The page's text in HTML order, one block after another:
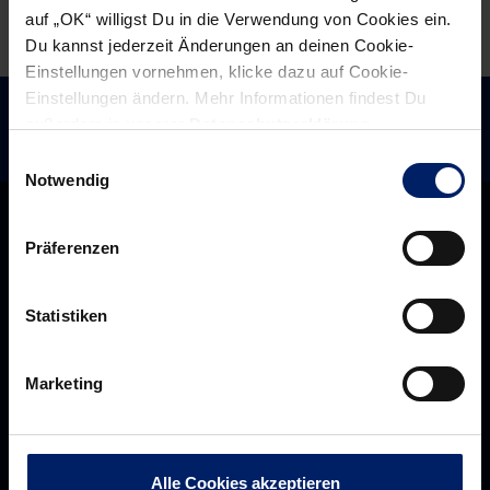
auf „OK“ willigst Du in die Verwendung von Cookies ein.
Du kannst jederzeit Änderungen an deinen Cookie-
Einstellungen vornehmen, klicke dazu auf Cookie-
Einstellungen ändern. Mehr Informationen findest Du
Notwendig
Präferenzen
Statistiken
Marketing
Alle Cookies akzeptieren
Arena
Rhein-Neckar Löwen GmbH